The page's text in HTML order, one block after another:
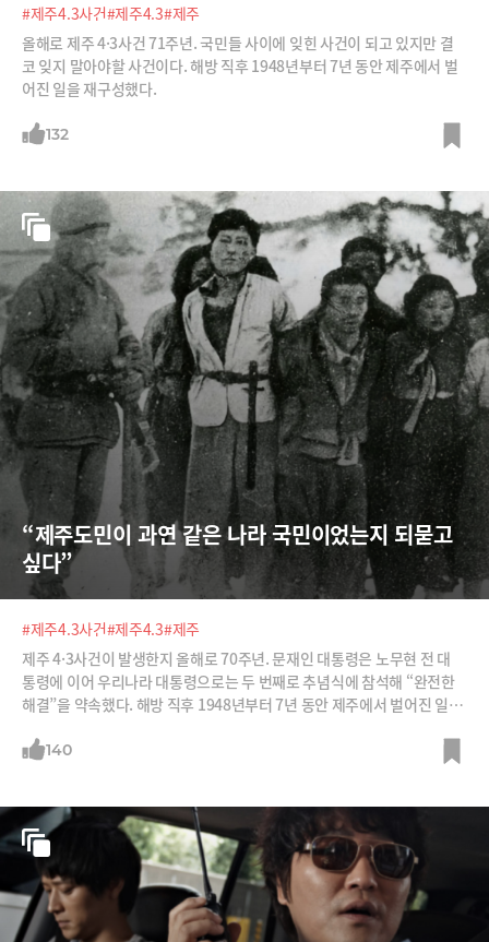
#제주4.3사건#제주4.3#제주
올해로 제주 4·3사건 71주년. 국민들 사이에 잊힌 사건이 되고 있지만 결
코 잊지 말아야할 사건이다. 해방 직후 1948년부터 7년 동안 제주에서 벌
어진 일을 재구성했다.
132
“제주도민이 과연 같은 나라 국민이었는지 되묻고
싶다”
#제주4.3사건#제주4.3#제주
제주 4·3사건이 발생한지 올해로 70주년. 문재인 대통령은 노무현 전 대
통령에 이어 우리나라 대통령으로는 두 번째로 추념식에 참석해 “완전한
해결”을 약속했다. 해방 직후 1948년부터 7년 동안 제주에서 벌어진 일을
140